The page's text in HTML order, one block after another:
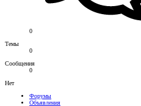
0
Темы
0
Сообщения
0
Нет
Форумы
Объявления